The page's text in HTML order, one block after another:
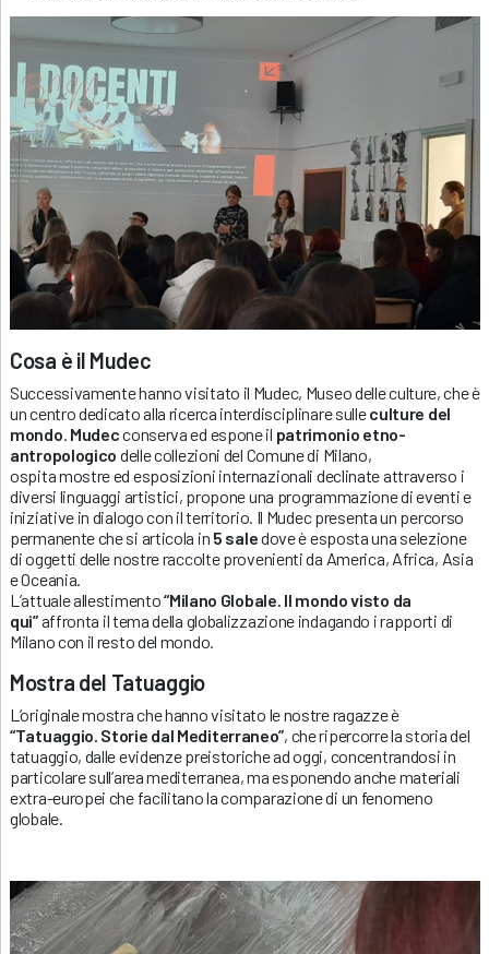
Cosa è il Mudec
Successivamente hanno visitato il Mudec, Museo delle culture, che è
un centro dedicato alla ricerca interdisciplinare sulleculture del
mondo. Mudecconserva ed espone il patrimonio etno-
antropologico delle collezioni del Comune di Milano,
ospita mostre ed esposizioni internazionali declinate attraverso i
diversi linguaggi artistici, propone una programmazione di eventi e
iniziative in dialogo con il territorio. Il Mudec presenta un percorso
permanente che si articola in 5 saledove è esposta una selezione
di oggetti delle nostre raccolte provenienti da America, Africa, Asia
e Oceania.
L’attuale allestimento“Milano Globale. Il mondo visto da
qui”affronta il tema della globalizzazione indagando i rapporti di
Milano con il resto del mondo.
Mostra del Tatuaggio
L’originale mostra che hanno visitato le nostre ragazze è
“Tatuaggio. Storie dal Mediterraneo”, che ripercorre la storia del
tatuaggio, dalle evidenze preistoriche ad oggi, concentrandosi in
particolare sull’area mediterranea, ma esponendo anche materiali
extra-europei che facilitano la comparazione di un fenomeno
globale.